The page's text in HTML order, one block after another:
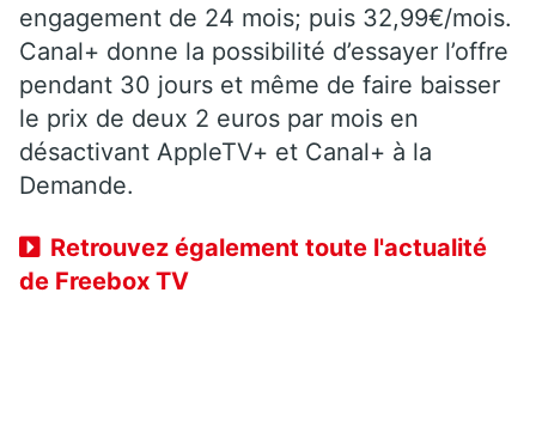
engagement de 24 mois; puis 32,99€/mois.
Canal+ donne la possibilité d’essayer l’offre
pendant 30 jours et même de faire baisser
le prix de deux 2 euros par mois en
désactivant AppleTV+ et Canal+ à la
Demande.
Retrouvez également toute l'actualité
de Freebox TV